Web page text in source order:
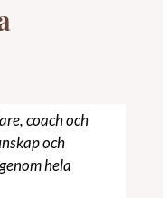
coach och
och
hela